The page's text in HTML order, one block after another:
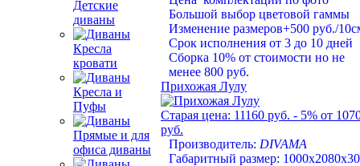
Детские
диваны
Кресла
кровати
Кресла и
Пуфы
Прямые и для
офиса диваны
Большой выбор цветовой гаммы
Изменение размеров+500 руб./
Срок исполнения от 3 до 10 дней
Сборка 10% от стоимости но не
менее 800 руб.
Прихожая Лулу
Старая цена: 11160 руб. - 5% от
руб.
Производитель: DIVAMA
Габаритный размер: